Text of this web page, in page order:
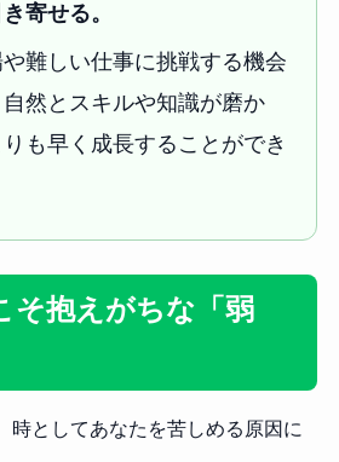
寄せる。
難しい仕事に挑戦する機会
然とスキルや知識が磨か
も早く成長することができ
そ抱えがちな「弱
時としてあなたを苦しめる原因に